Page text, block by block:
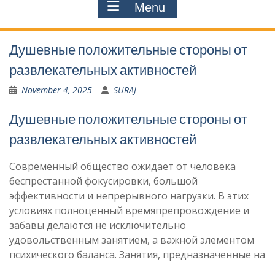
Menu
Душевные положительные стороны от
развлекательных активностей
November 4, 2025 SURAJ
Душевные положительные стороны от
развлекательных активностей
Современный общество ожидает от человека
беспрестанной фокусировки, большой
эффективности и непрерывного нагрузки. В этих
условиях полноценный времяпрепровождение и
забавы делаются не исключительно
удовольственным занятием, а важной элементом
психического баланса. Занятия, предназначенные на